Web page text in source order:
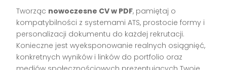
Tworząc nowoczesne CV w PDF, pamiętaj o
kompatybilności z systemami ATS, prostocie formy i
personalizacji dokumentu do każdej rekrutacji.
Konieczne jest wyeksponowanie realnych osiągnięć,
konkretnych wyników i linków do portfolio oraz